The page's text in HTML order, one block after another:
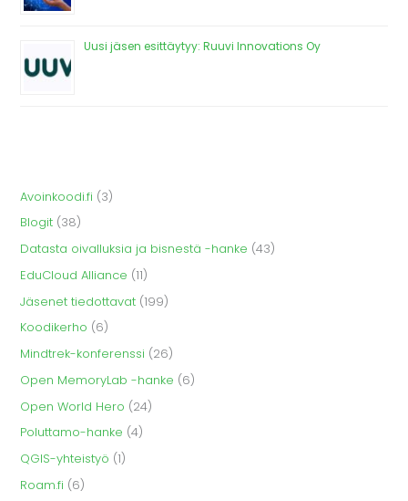
Uusi jäsen esittäytyy: Ruuvi Innovations Oy
Avoinkoodi.fi (3)
Blogit (38)
Datasta oivalluksia ja bisnestä -hanke (43)
EduCloud Alliance (11)
Jäsenet tiedottavat (199)
Koodikerho (6)
Mindtrek-konferenssi (26)
Open MemoryLab -hanke (6)
Open World Hero (24)
Poluttamo-hanke (4)
QGIS-yhteistyö (1)
Roam.fi (6)